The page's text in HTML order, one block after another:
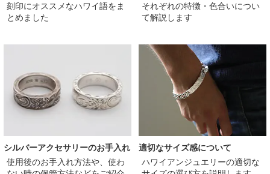
刻印にオススメなハワイ語をま
とめました
それぞれの特徴・色合いについ
て解説します
シルバーアクセサリーのお手入れ
使用後のお手入れ方法や、使わ
適切なサイズ感について
ハワイアンジュエリーの適切な